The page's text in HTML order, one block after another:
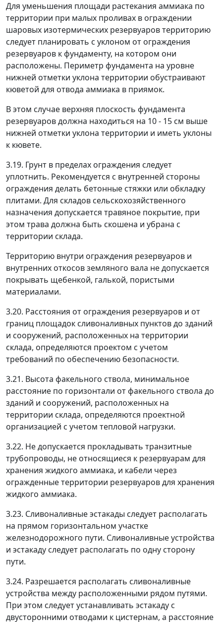
Для уменьшения площади растекания аммиака по
территории при малых проливах в ограждении
шаровых изотермических резервуаров территорию
следует планировать с уклоном от ограждения
резервуаров к фундаменту, на котором они
расположены. Периметр фундамента на уровне
нижней отметки уклона территории обустраивают
кюветой для отвода аммиака в приямок.
В этом случае верхняя плоскость фундамента
резервуаров должна находиться на 10 - 15 см выше
нижней отметки уклона территории и иметь уклоны
к кювете.
3.19. Грунт в пределах ограждения следует
уплотнить. Рекомендуется с внутренней стороны
ограждения делать бетонные стяжки или обкладку
плитами. Для складов сельскохозяйственного
назначения допускается травяное покрытие, при
этом трава должна быть скошена и убрана с
территории склада.
Территорию внутри ограждения резервуаров и
внутренних откосов земляного вала не допускается
покрывать щебенкой, галькой, пористыми
материалами.
3.20. Расстояния от ограждения резервуаров и от
границ площадок сливоналивных пунктов до зданий
и сооружений, расположенных на территории
склада, определяются проектом с учетом
требований по обеспечению безопасности.
3.21. Высота факельного ствола, минимальное
расстояние по горизонтали от факельного ствола до
зданий и сооружений, расположенных на
территории склада, определяются проектной
организацией с учетом тепловой нагрузки.
3.22. Не допускается прокладывать транзитные
трубопроводы, не относящиеся к резервуарам для
хранения жидкого аммиака, и кабели через
огражденные территории резервуаров для хранения
жидкого аммиака.
3.23. Сливоналивные эстакады следует располагать
на прямом горизонтальном участке
железнодорожного пути. Сливоналивные устройства
и эстакаду следует располагать по одну сторону
пути.
3.24. Разрешается располагать сливоналивные
устройства между расположенными рядом путями.
При этом следует устанавливать эстакаду с
двусторонними отводами к цистернам, а расстояние